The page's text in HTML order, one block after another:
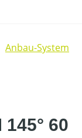
Anbau-System
60